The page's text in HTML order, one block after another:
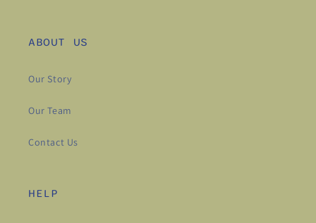
ABOUT US
Our Story
Our Team
Contact Us
HELP